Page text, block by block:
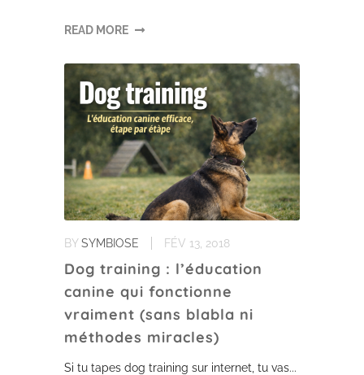
READ MORE
BYSYMBIOSE FÉV 13, 2018
Dog training : l’éducation
canine qui fonctionne
vraiment (sans blabla ni
méthodes miracles)
Si tu tapes dog training sur internet, tu vas...